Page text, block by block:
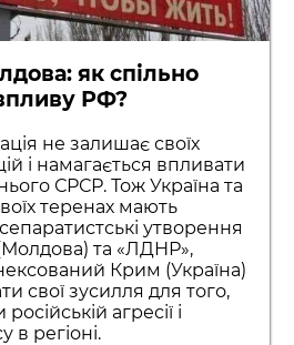
як спільно
РФ?
не залишає своїх
і намагається впливати
СРСР. Тож Україна та
теренах мають
утворення
та «ЛДНР»,
Крим (Україна)
свої зусилля для того,
агресії і
регіоні.